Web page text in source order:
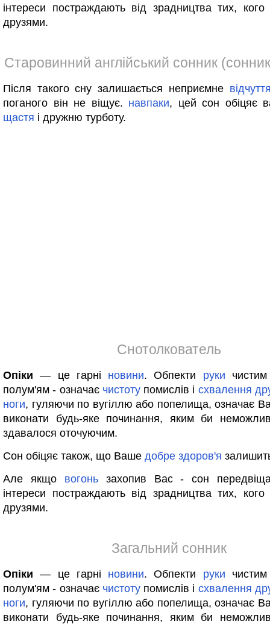
інтереси постраждають від зрадництва тих,
друзями.
Старовинний англійський сонник
Після такого сну залишається неприємне
поганого він не віщує. навпаки, цей сон обіцяє
щастя і дружню турботу.
Снотолкователь
Опіки — це гарні новини. Обпекти руки
полум'ям - означає чистотупомислів і схвалення
ноги, гуляючи по вугіллю або попелища, означає
виконати будь-яке починання, яким би
здавалося оточуючим.
Сон обіцяє також, що Ваше добре здоров'я
Але якщо вогоньзахопив Вас - сон
інтереси постраждають від зрадництва тих,
друзями.
Загальний сонник
Опіки — це гарні новини. Обпекти руки
полум'ям - означає чистотупомислів і схвалення
ноги, гуляючи по вугіллю або попелища, означає
виконати будь-яке починання, яким би